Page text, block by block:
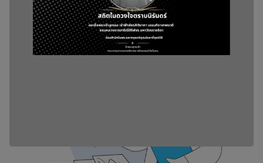
พิจารณาและตัดสินใจ เพื่อสร้างความไว้วางใจจาก
ทุกภาคส่วน ตรวจสอบได้ทุกขั้นตอน